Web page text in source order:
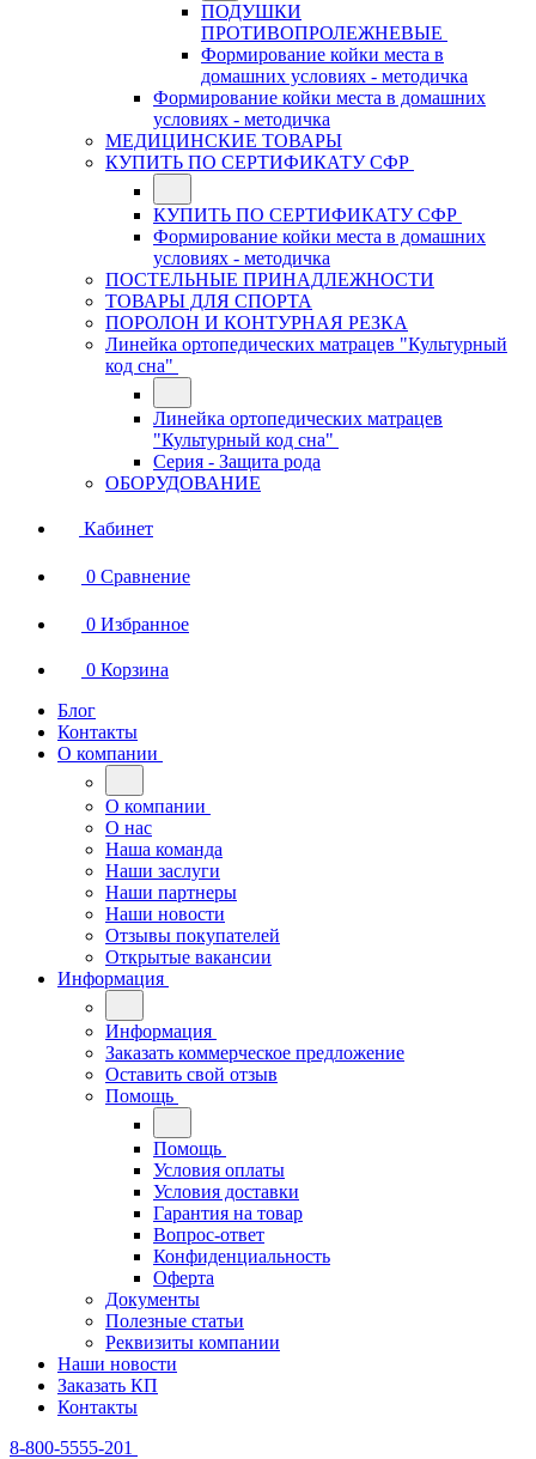
ПОДУШКИ
ПРОТИВОПРОЛЕЖНЕВЫЕ
Формирование койки места в
домашних условиях - методичка
Формирование койки места в домашних
условиях - методичка
МЕДИЦИНСКИЕ ТОВАРЫ
КУПИТЬ ПО СЕРТИФИКАТУ СФР
КУПИТЬ ПО СЕРТИФИКАТУ СФР
Формирование койки места в домашних
условиях - методичка
ПОСТЕЛЬНЫЕ ПРИНАДЛЕЖНОСТИ
ТОВАРЫ ДЛЯ СПОРТА
ПОРОЛОН И КОНТУРНАЯ РЕЗКА
Линейка ортопедических матрацев "Культурный
код сна"
Линейка ортопедических матрацев
"Культурный код сна"
Серия - Защита рода
ОБОРУДОВАНИЕ
Кабинет
0 Сравнение
0 Избранное
0 Корзина
Блог
Контакты
О компании
О компании
О нас
Наша команда
Наши заслуги
Наши партнеры
Наши новости
Отзывы покупателей
Открытые вакансии
Информация
Информация
Заказать коммерческое предложение
Оставить свой отзыв
Помощь
Помощь
Условия оплаты
Условия доставки
Гарантия на товар
Вопрос-ответ
Конфиденциальность
Оферта
Документы
Полезные статьи
Реквизиты компании
Наши новости
Заказать КП
Контакты
8-800-5555-201